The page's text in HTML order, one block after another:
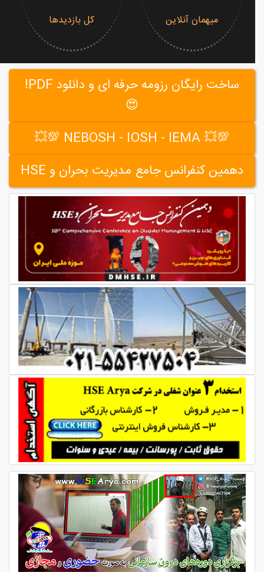
میهمان آنلاین کل بازدیدها
ساخت رایگان رزومه حرفه ای و دانلود PDF!
😍
💯💥 NEBOSH - IOSH - IEMA 💯💥
دهمین کنفرانس جامع مدیریت بحران و HSE